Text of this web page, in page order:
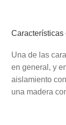
Características
Una de las
en general, y
aislamiento
una madera